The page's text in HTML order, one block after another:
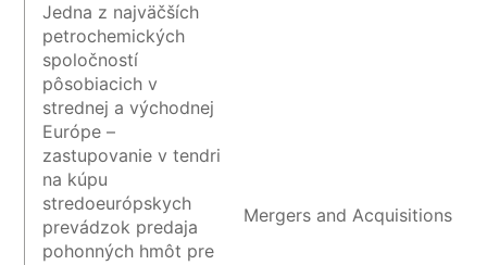
Jedna z najväčších
petrochemických
spoločností
pôsobiacich v
strednej a východnej
Európe –
zastupovanie v tendri
na kúpu
stredoeurópskych
prevádzok predaja
pohonných hmôt pre
Mergers and Acquisitions